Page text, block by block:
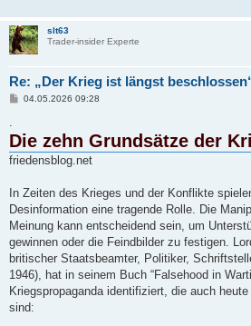
slt63
Trader-insider Experte
Re: „Der Krieg ist längst
B
r
a
g
04.05.2026 09:28
.
Die zehn Grundsätze der
friedensblog.net
In Zeiten des Krieges und der Konflikte
Desinformation eine tragende Rolle. Die
Meinung kann entscheidend sein, um
gewinnen oder die Feindbilder zu festigen.
britischer Staatsbeamter, Politiker,
1946), hat in seinem Buch “Falsehood in
Kriegspropaganda identifiziert, die auch
sind: